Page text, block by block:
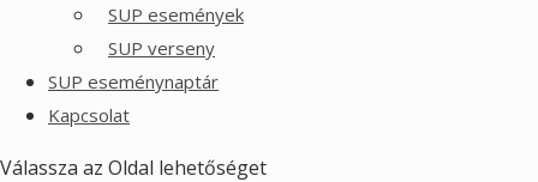
SUP események
SUP verseny
SUP eseménynaptár
Kapcsolat
Válassza az Oldal lehetőséget